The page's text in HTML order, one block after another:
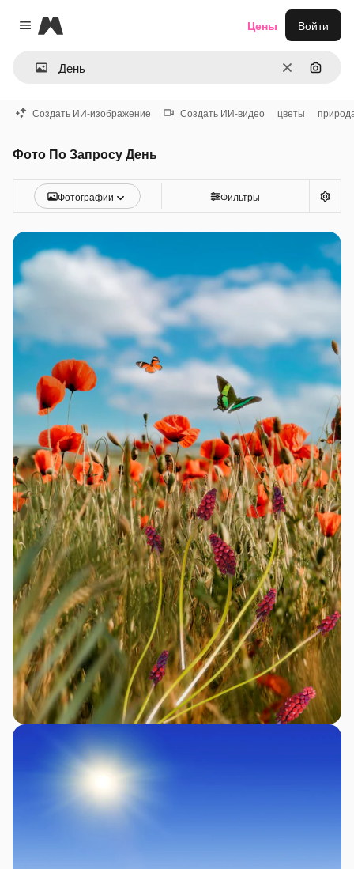
Close menu
Magnific
ОчиститьПоиск
Цены Войти
Создать ИИ-изображение Создать ИИ-видео цветы
Фото По Запросу День
Фотографии Фильтры